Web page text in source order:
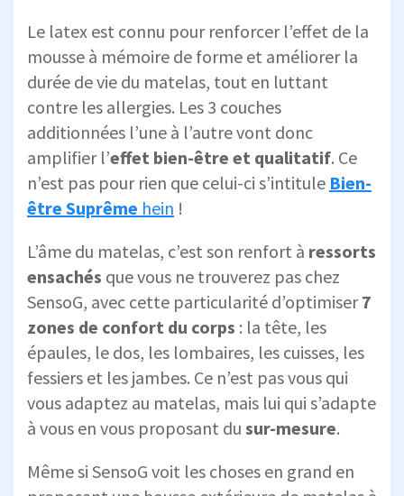
Le latex est connu pour renforcer l’effet de la
mousse à mémoire de forme et améliorer la
durée de vie du matelas, tout en luttant
contre les allergies. Les 3 couches
additionnées l’une à l’autre vont donc
amplifier l’effet bien-être et qualitatif. Ce
n’est pas pour rien que celui-ci s’intitule Bien-
être Suprême hein !
L’âme du matelas, c’est son renfort à ressorts
ensachés que vous ne trouverez pas chez
SensoG, avec cette particularité d’optimiser7
zones de confort du corps : la tête, les
épaules, le dos, les lombaires, les cuisses, les
fessiers et les jambes. Ce n’est pas vous qui
vous adaptez au matelas, mais lui qui s’adapte
à vous en vous proposant du sur-mesure.
Même si SensoG voit les choses en grand en